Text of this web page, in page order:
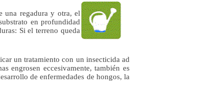
una regadura y otra, el
en profundidad
Si el terreno queda
un tratamiento con un insecticida ad
engrosen eccesivamente, también es
de enfermedades de hongos, la